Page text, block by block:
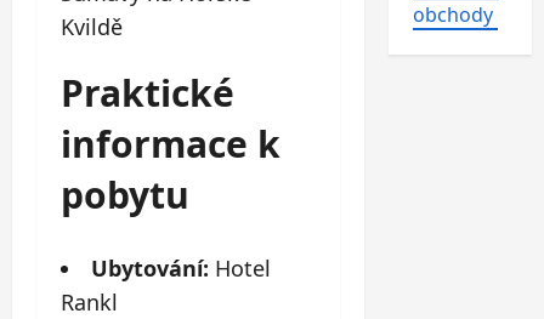
Praktické
informace k
pobytu
Ubytování: Hotel
Rankl
obchody